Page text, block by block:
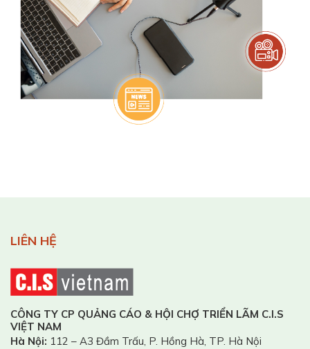
LIÊN HỆ
CÔNG TY CP QUẢNG CÁO & HỘI CHỢ TRIỂN LÃM C.I.S
VIỆT NAM
Hà Nội: 112 – A3 Đầm Trấu, P. Hồng Hà, TP. Hà Nội